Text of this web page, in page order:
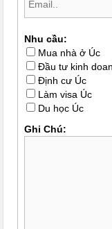
Nhu cầu:
Mua nhà ở Úc
Đầu tư kinh
Định cư Úc
Làm visa Úc
Du học Úc
Ghi Chú: